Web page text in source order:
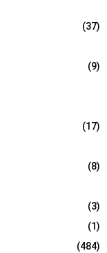
(37)
(9)
(17)
(8)
(3)
(1)
(484)